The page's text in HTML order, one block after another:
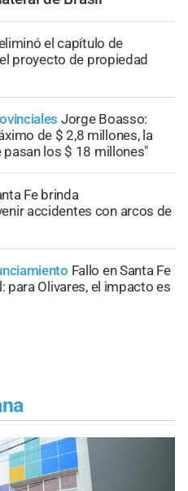
el capítulo de
proyecto de propiedad
Jorge Boasso:
de $ 2,8 millones, la
pasan los $ 18 millones"
Fe brinda
accidentes con arcos de
Fallo en Santa Fe
para Olivares, el impacto es